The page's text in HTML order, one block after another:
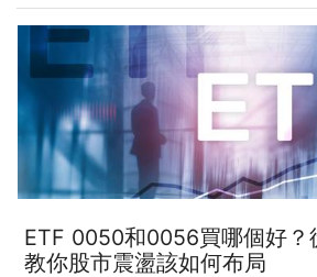
不僅價格較便宜，中籤率也更高，可以說是個
的投資方式。 不過！股票申購真的穩賺不賠
可以增加申購的成效？ 今天就讓我們來介紹一
了解： 1.什麼是股票申購？ 2.申購真的穩賺不
的五大秘訣 什麼是股票申購？ 股票申購，就
票，而發行新股一般分成兩種： 1.新上市櫃公
ETF 0050和0056買哪個好？
教你股市震盪該如何布局